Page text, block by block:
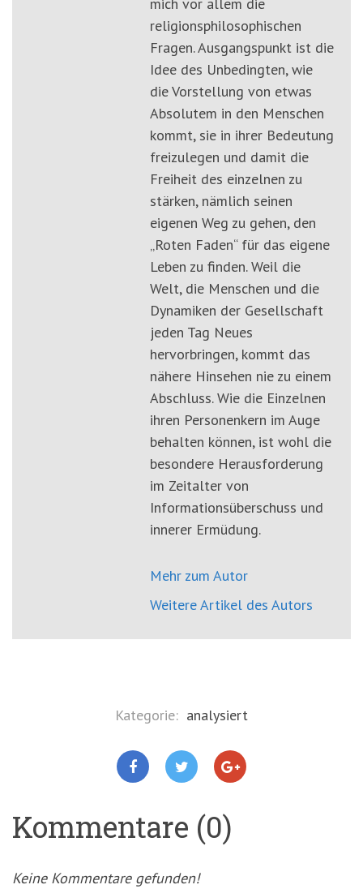
mich vor allem die
religionsphilosophischen
Fragen. Ausgangspunkt ist die
Idee des Unbedingten, wie
die Vorstellung von etwas
Absolutem in den Menschen
kommt, sie in ihrer Bedeutung
freizulegen und damit die
Freiheit des einzelnen zu
stärken, nämlich seinen
eigenen Weg zu gehen, den
„Roten Faden“ für das eigene
Leben zu finden. Weil die
Welt, die Menschen und die
Dynamiken der Gesellschaft
jeden Tag Neues
hervorbringen, kommt das
nähere Hinsehen nie zu einem
Abschluss. Wie die Einzelnen
ihren Personenkern im Auge
behalten können, ist wohl die
besondere Herausforderung
im Zeitalter von
Informationsüberschuss und
innerer Ermüdung.
Mehr zum Autor
Weitere Artikel des Autors
Kategorie: analysiert
Kommentare (0)
Keine Kommentare gefunden!